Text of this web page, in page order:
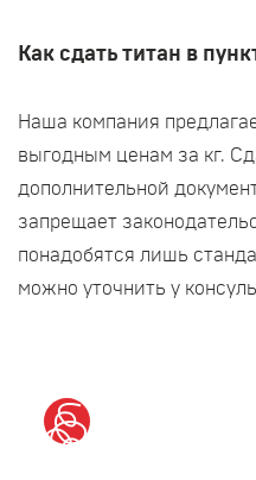
Как сдать титан в
Наша компания
выгодным ценам за кг.
дополнительной
запрещает
понадобятся лишь
можно уточнить у